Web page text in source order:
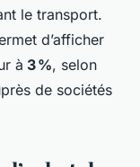
le transport.
d’afficher
à 3 %, selon
de sociétés